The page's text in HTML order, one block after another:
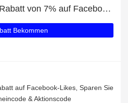
Erhalten Sie einen Rabatt von 7% auf Facebook-Likes
Bekommen
auf Facebook-Likes, Sparen Sie
& Aktionscode